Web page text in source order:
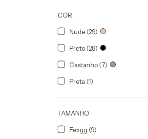
COR
Nude (29)
Preto (28)
Castanho (7)
Preta (1)
TAMANHO
Eexgg (9)